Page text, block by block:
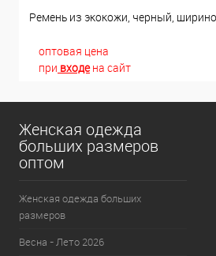
Ремень из экокожи, черный,
оптовая цена
при входена сайт
Женская одежда
больших размеров
оптом
Женская одежда больших
размеров
Весна - Лето 2026